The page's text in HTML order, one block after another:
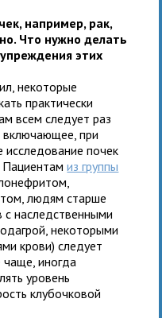
например, рак,
Что нужно делать
этих
некоторые
практически
всем следует раз
включающее, при
исследование почек
Пациентамиз группы
людям старше
с наследственными
некоторыми
крови) следует
иногда
уровень
клубочковой